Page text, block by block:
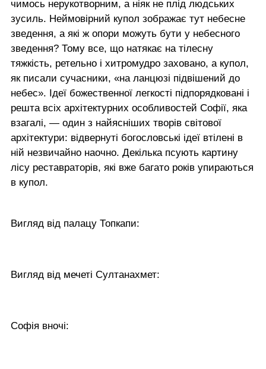
чимось нерукотворним, а ніяк не плід людських
зусиль. Неймовірний купол зображає тут небесне
зведення, а які ж опори можуть бути у небесного
зведення? Тому все, що натякає на тілесну
тяжкість, ретельно і хитромудро заховано, а купол,
як писали сучасники, «на ланцюзі підвішений до
небес». Ідеї божественної легкості підпорядковані і
решта всіх архітектурних особливостей Софії, яка
взагалі, — один з найясніших творів світової
архітектури: відвернуті богословські ідеї втілені в
ній незвичайно наочно. Декілька псують картину
лісу реставраторів, які вже багато років упираються
в купол.
Вигляд від палацу Топкапи:
Вигляд від мечеті Султанахмет:
Софія вночі: